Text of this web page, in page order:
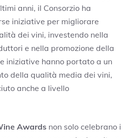
anni, il Consorzio ha
iniziative per migliorare
dei vini, investendo nella
e nella promozione della
iniziative hanno portato a un
della qualità media dei vini,
anche a livello
Awards non solo celebrano i